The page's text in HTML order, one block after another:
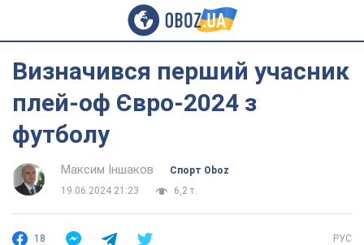
Визначився перший учасник
плей-оф Євро-2024 з
футболу
Максим Іншаков
Спорт Oboz
19.06.2024 21:23
6,2 т.
18 РУС